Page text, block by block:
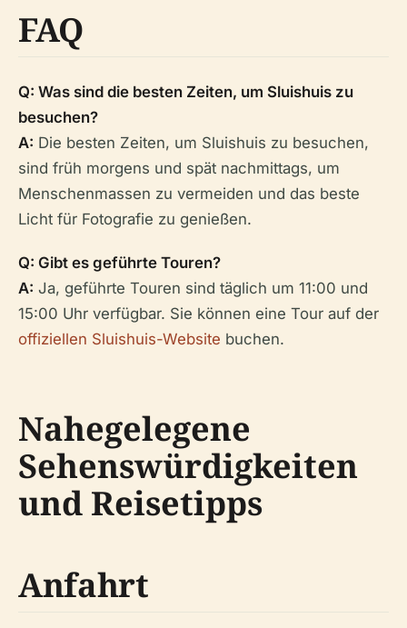
FAQ
Q: Was sind die besten Zeiten, um Sluishuis zu
besuchen?
A: Die besten Zeiten, um Sluishuis zu besuchen,
sind früh morgens und spät nachmittags, um
Menschenmassen zu vermeiden und das beste
Licht für Fotografie zu genießen.
Q: Gibt es geführte Touren?
A: Ja, geführte Touren sind täglich um 11:00 und
15:00 Uhr verfügbar. Sie können eine Tour auf der
offiziellen Sluishuis-Website buchen.
Nahegelegene
Sehenswürdigkeiten
und Reisetipps
Anfahrt